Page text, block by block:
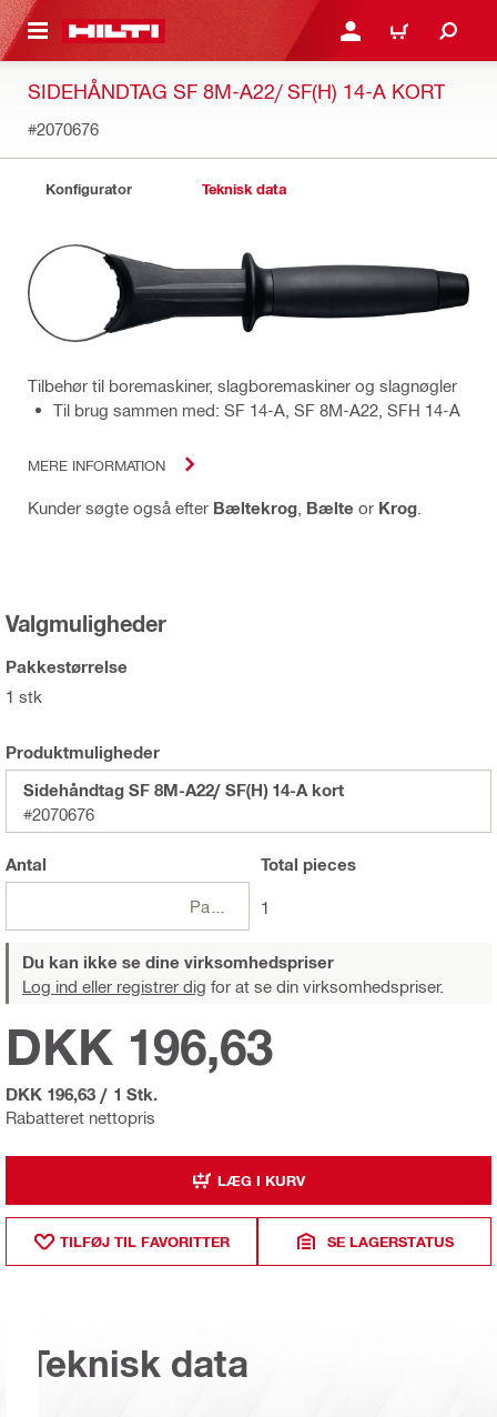
HOVEDINDHOLD LOG IND ELLER
INDKØBSKURV
SIDEHÅNDTAG SF 8M-A22/ SF(H) 14-A KORT
#2070676
Konfigurator Teknisk data
Tilbehør til boremaskiner, slagboremaskiner og slagnøgler
Til brug sammen med: SF 14-A, SF 8M-A22, SFH 14-A
MERE INFORMATION
Kunder søgte også efter Bæltekrog Bælte or Krog
Valgmuligheder
Pakkestørrelse
1 stk
Produktmuligheder
Sidehåndtag SF 8M-A22/ SF(H) 14-A kort
#2070676
Antal Total pieces
1
Du kan ikke se dine virksomhedspriser
Log ind eller registrer dig for at se din virksomhedspriser.
Rabatteret nettopris
DKK 196,63
DKK 196,63 / 1 Stk.
LÆG I KURV
TILFØJ TIL FAVORITTER SE LAGERSTATUS
Teknisk data